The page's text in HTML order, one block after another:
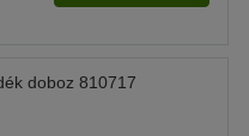
doboz 810717